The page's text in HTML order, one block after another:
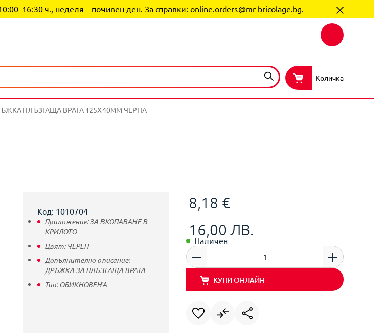
ч., неделя – почивен ден. За справки: online.orders@mr-bricolage.bg.
Количка
ПЛЪЗГАЩА ВРАТА 125Х40ММ ЧЕРНА
8,18 €
16,00 ЛВ.
Наличен
КУПИ ОНЛАЙН
Код: 1010704
Приложение:ЗА ВКОПАВАНЕ В
КРИЛОТО
Цвят: ЧЕРЕН
Допълнително описание:
ДРЪЖКА ЗА ПЛЪЗГАЩА ВРАТА
Тип:ОБИКНОВЕНА